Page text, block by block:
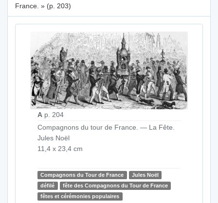
France. » (p. 203)
A p. 204
Compagnons du tour de France. — La Fête.
Jules Noël
11,4 x 23,4 cm
Compagnons du Tour de France
Jules Noël
défilé
fête des Compagnons du Tour de France
fêtes et cérémonies populaires